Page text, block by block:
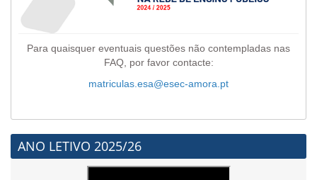
Para quaisquer eventuais questões não contempladas nas
FAQ, por favor contacte:
matriculas.esa@esec-amora.pt
ANO LETIVO 2025/26